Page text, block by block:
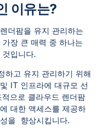
이유는?
더팜을 유지 관리하는
장 큰 매력 중 하나는
입니다.
하고 유지 관리하기 위해
IT 인프라에 대규모 선
으로 클라우드 렌더팜
대한 액세스를 제공하
을 향상시킵니다.